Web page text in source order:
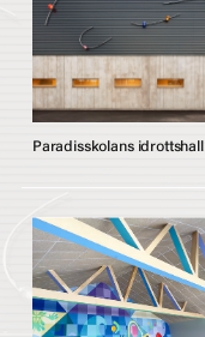
Paradisskolans idrottshall